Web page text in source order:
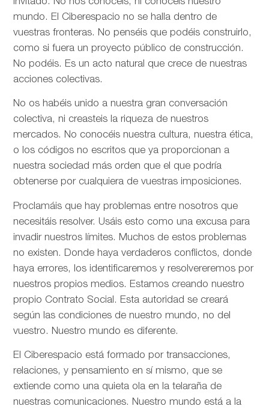
invitado. No nos conocéis, ni conocéis nuestro
mundo. El Ciberespacio no se halla dentro de
vuestras fronteras. No penséis que podéis construirlo,
como si fuera un proyecto público de construcción.
No podéis. Es un acto natural que crece de nuestras
acciones colectivas.
No os habéis unido a nuestra gran conversación
colectiva, ni creasteis la riqueza de nuestros
mercados. No conocéis nuestra cultura, nuestra ética,
o los códigos no escritos que ya proporcionan a
nuestra sociedad más orden que el que podría
obtenerse por cualquiera de vuestras imposiciones.
Proclamáis que hay problemas entre nosotros que
necesitáis resolver. Usáis esto como una excusa para
invadir nuestros límites. Muchos de estos problemas
no existen. Donde haya verdaderos conflictos, donde
haya errores, los identificaremos y resolvereremos por
nuestros propios medios. Estamos creando nuestro
propio Contrato Social. Esta autoridad se creará
según las condiciones de nuestro mundo, no del
vuestro. Nuestro mundo es diferente.
El Ciberespacio está formado por transacciones,
relaciones, y pensamiento en sí mismo, que se
extiende como una quieta ola en la telaraña de
nuestras comunicaciones. Nuestro mundo está a la